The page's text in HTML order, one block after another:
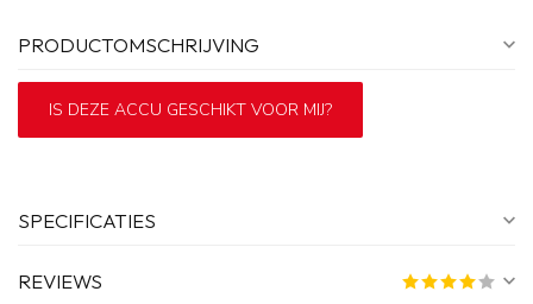
PRODUCTOMSCHRIJVING
IS DEZE ACCU GESCHIKT VOOR MIJ?
SPECIFICATIES
REVIEWS